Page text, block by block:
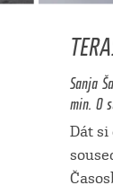
Sanja
min. 0
Dát si